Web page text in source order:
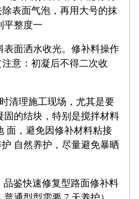
表面气泡，再用大号的抹
平整度一
面洒水收光。修补料操作
意：初凝后不得二次收
清理施工现场，尤其是要
固的结块，特别是搅拌材料
面，避免因修补材料粘接
自然养护，尽量避免暴晒
鉴快速修复型路面修补料